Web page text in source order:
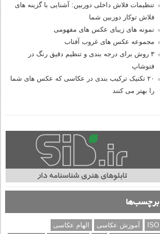
تنظیمات فلاش داخلی دوربین: آشنایی با گزینه های
فلاش توکار دوربین شما
نمونه های زیبای عکس های مفهومی
مجموعه عکس های غروب آفتاب
۳ روش برای درجه بندی و تنظیم دقیق رنگ در
فتوشاپ
۲۰ تکنیک ترکیب بندی در عکاسی که عکس های شما
را بهتر می کنند
برچسب‌ها
ISO آموزش عکاسی
الهام عکاسی